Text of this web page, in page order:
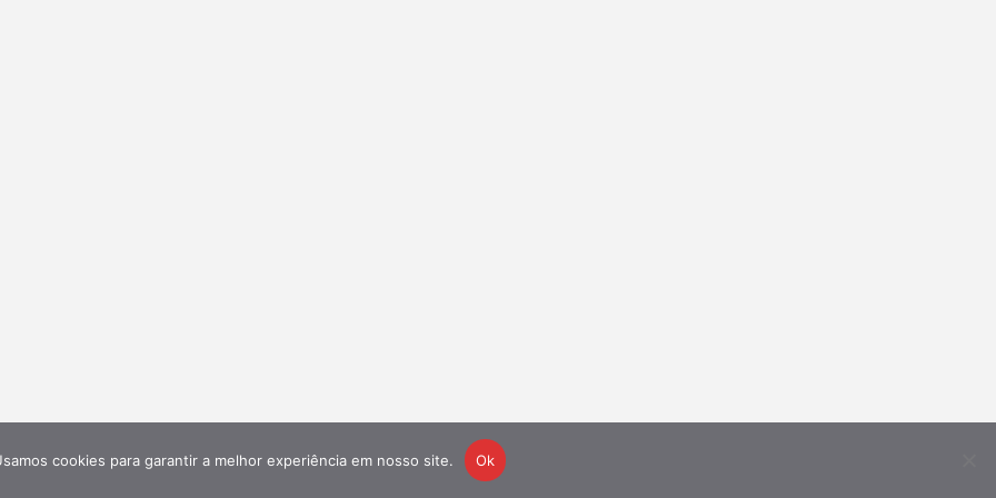
cookies para garantir a melhor experiência em nosso site. Ok